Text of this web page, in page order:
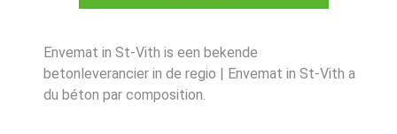
Envemat in St-Vith is een bekende
betonleverancier in de regio | Envemat in St-Vith a
du béton par composition.